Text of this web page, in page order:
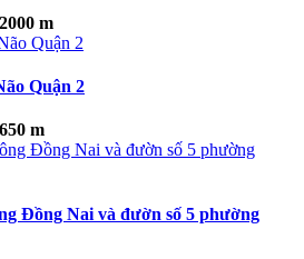
m
Quận 2
650 m
Đồng Nai và đườn số 5 phường